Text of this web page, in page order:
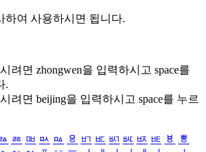
하여 사용하시면 됩니다.
려면 zhongwen을 입력하시고 space를
.
려면 beijing을 입력하시고 space를 누르
ㅭ ㅮ ㅯ ㅰ ㅱ ㅲ ㅳ ㅴ ㅵ ㅶ ㅷ ㅸ
ㅹ